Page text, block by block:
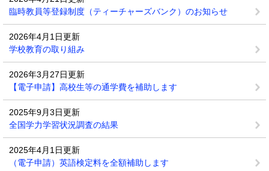
臨時教員等登録制度（ティーチャーズバンク）のお知らせ
2026年4月1日更新
学校教育の取り組み
2026年3月27日更新
【電子申請】高校生等の通学費を補助します
2025年9月3日更新
全国学力学習状況調査の結果
2025年4月1日更新
（電子申請）英語検定料を全額補助します